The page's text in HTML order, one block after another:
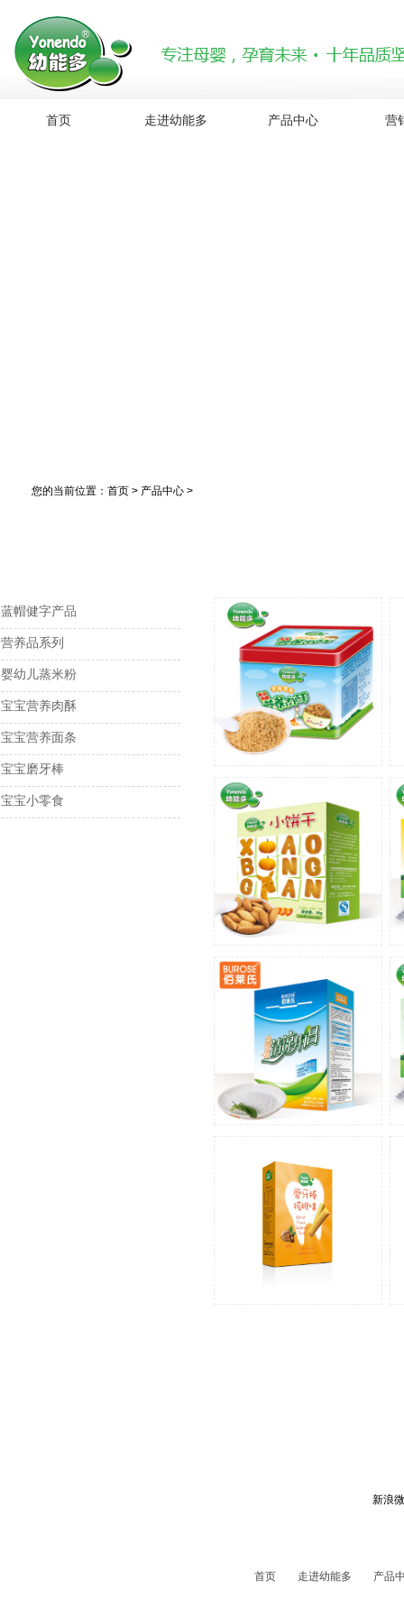
首页 走进幼能多 产品中心 营
您的当前位置：首页 > 产品中心 >
蓝帽健字产品
营养品系列
婴幼儿蒸米粉
宝宝营养肉酥
宝宝营养面条
宝宝磨牙棒
宝宝小零食
新浪
首页 走进幼能多 产品